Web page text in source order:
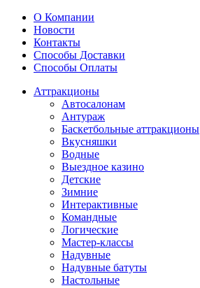
О Компании
Новости
Контакты
Способы Доставки
Способы Оплаты
Аттракционы
Автосалонам
Антураж
Баскетбольные аттракционы
Вкусняшки
Водные
Выездное казино
Детские
Зимние
Интерактивные
Командные
Логические
Мастер-классы
Надувные
Надувные батуты
Настольные